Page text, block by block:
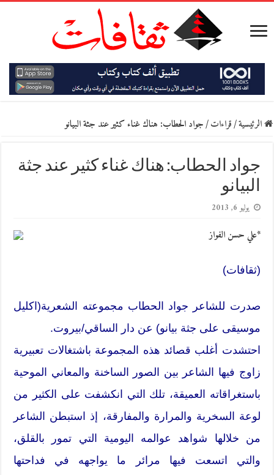
الرئيسية/قراءات/جواد الحطاب: هناك غناء كثير عند جثة البيانو
جواد الحطاب: هناك غناء كثير عند جثة
البيانو
يوليو 6, 2013
*علي حسن الفواز
(ثقافات)
صدرت للشاعر جواد الحطاب مجموعته الشعرية(اكليل
موسيقى على جثة بيانو) عن دار الساقي/بيروت.
احتشدت أغلب قصائد هذه المجموعة باشتغالات تعبيرية
زاوج فيها الشاعر بين الصور الساخنة والمعاني الموحية
باستغراقاته العميقة، تلك التي انكشفت على الكثير من
لوعة السخرية والمرارة والمفارقة، إذ استبطن الشاعر
من خلالها شواهد عوالمه اليومية التي تمور بالقلق،
والتي اتسعت فيها مرائر ما يواجهه في فداحتها